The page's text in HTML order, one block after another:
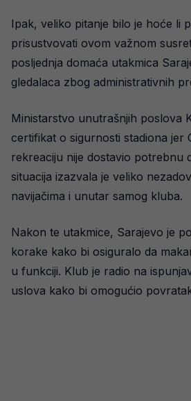
Ipak, veliko pitanje bilo je hoće li
prisustvovati ovom važnom
posljednja domaća utakmica
gledalaca zbog administrativnih
Ministarstvo unutrašnjih poslova
certifikat o sigurnosti stadiona jer
rekreaciju nije dostavio potrebnu
situacija izazvala je veliko
navijačima i unutar samog kluba.
Nakon te utakmice, Sarajevo je
korake kako bi osiguralo da
u funkciji. Klub je radio na
uslova kako bi omogućio